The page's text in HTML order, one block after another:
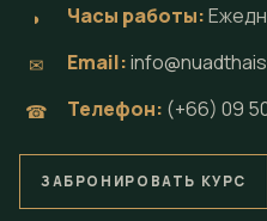
◗ Часы работы:
✉ Email:
☎ Телефон: (+66) 09
ЗАБРОНИРОВАТЬ КУРС